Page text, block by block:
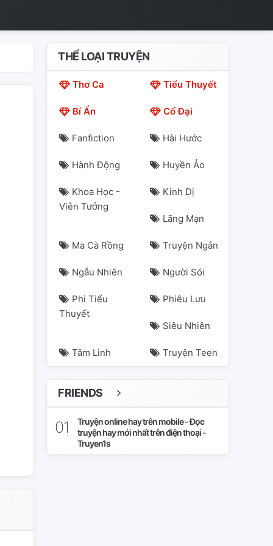
THỂ LOẠI TRUYỆN
Thơ Ca Tiểu Thuyết
Bí Ẩn Cổ Đại
Fanfiction Hài Hước
Hành Động Huyền Ảo
Khoa Học -
Viễn Tưởng
Kinh Dị
Lãng Mạn
Ma Cà Rồng Truyện Ngắn
Ngẫu Nhiên Người Sói
Phi Tiểu
Thuyết
Phiêu Lưu
Siêu Nhiên
Tâm Linh Truyện Teen
FRIENDS
Truyện online hay trên mobile - Đọc
truyện hay mới nhất trên điện thoại -
Truyen1s